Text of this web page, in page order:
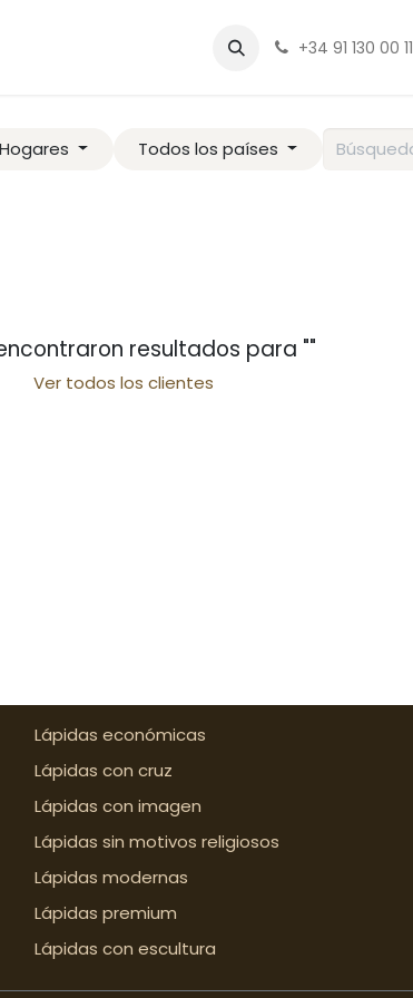
+34 91 130 00 11
Hogares Todos los países
resultados para ""
Ver todos los clientes
Lápidas económicas
Lápidas con cruz
Lápidas con imagen
Lápidas sin motivos religiosos
Lápidas modernas
Lápidas premium
Lápidas con escultura